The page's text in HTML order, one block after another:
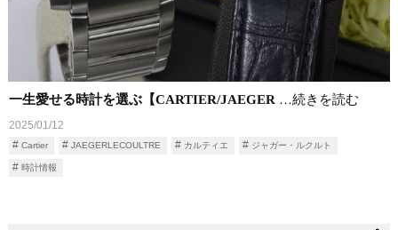
一生愛せる時計を選ぶ【CARTIER/JAEGER …続きを読む
2025/01/12
Cartier JAEGERLECOULTRE カルティエ ジャガー・ルクルト
時計情報